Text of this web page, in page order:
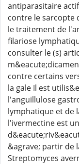
antiparasitaire
contre le sarcopte
le traitement de
filariose
consulter le (s)
contre certains
la gale Il est
l'anguillulose
lymphatique et de
l'ivermectine est
&agrave; partir de
Streptomyces